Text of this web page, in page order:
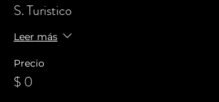
S. Turistico
Leer más
Precio
$ 0